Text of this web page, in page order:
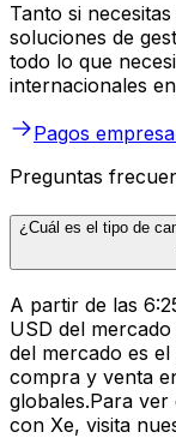
Tanto si
soluciones de
todo lo que
internacionales
Pagos
Preguntas
¿Cuál es el tipo de
A partir de las
USD del mercado
del mercado es
compra y venta
globales.Para
con Xe, visita